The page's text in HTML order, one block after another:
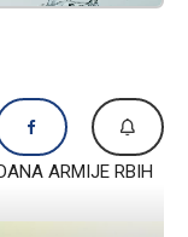
ARMIJE RBIH